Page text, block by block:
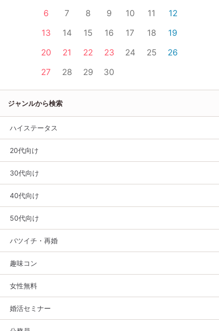
6
7 8 9 10 11
12
13
14 15 16 17 18
19
20
21 22 23 24 25
26
27
28 29 30
ジャンルから検索
ハイステータス
20代向け
30代向け
40代向け
50代向け
バツイチ・再婚
趣味コン
女性無料
婚活セミナー